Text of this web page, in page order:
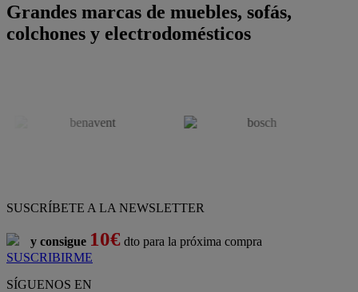
Grandes marcas de muebles, sofás,
colchones y electrodomésticos
SUSCRÍBETE A LA NEWSLETTER
y consigue 10€ dto para la próxima compra
SUSCRIBIRME
SÍGUENOS EN